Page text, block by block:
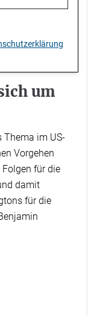
um
Thema im US-
Vorgehen
für die
damit
für die